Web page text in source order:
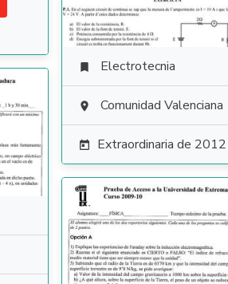
 Electrotecnia
 Comunidad Valenciana
 Extraordinaria de 2012